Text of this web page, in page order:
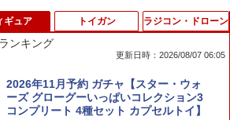
コトブキヤ｜壽屋 【再販】M.S.G モデリ
ングサポートグッズ プラユニット P-140
ネジモールド
ギュア
ンキング
更新日時：2026/08/07 06:05
2026年11月予約 ガチャ【スター・ウォ
ーズ グローグーいっぱいコレクション3
コンプリート 4種セット カプセルトイ】
トイガン ラジコン・ドローン